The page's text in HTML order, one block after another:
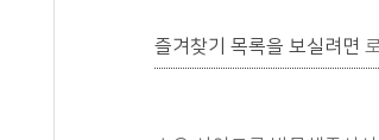
즐겨찾기 목록을 보실려면